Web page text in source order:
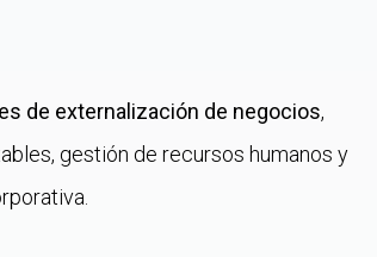
de externalización de negocios,
gestión de recursos humanos y